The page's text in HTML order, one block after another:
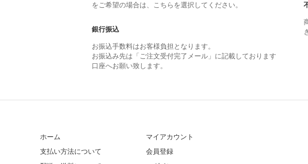
をご希望の場合は、こちらを選択してください。
銀行振込
お振込手数料はお客様負担となります。
お振込み先は「ご注文受付完了メール」に記載しております
口座へお願い致します。
ホーム
支払い方法について
マイアカウント
会員登録